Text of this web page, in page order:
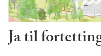
Ja til